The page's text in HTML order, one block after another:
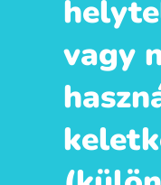
vagy